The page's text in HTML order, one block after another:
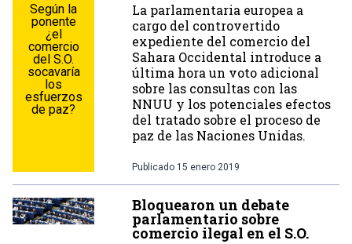
Según la
ponente
¿el
comercio
del S.O.
socavaría
los
esfuerzos
de paz?
La parlamentaria europea a
cargo del controvertido
expediente del comercio del
Sahara Occidental introduce a
última hora un voto adicional
sobre las consultas con las
NNUU y los potenciales efectos
del tratado sobre el proceso de
paz de las Naciones Unidas.
Publicado 15 enero 2019
Bloquearon un debate
parlamentario sobre
comercio ilegal en el S.O.